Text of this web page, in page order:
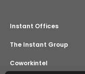
Instant Offices
The Instant Group
Coworkintel